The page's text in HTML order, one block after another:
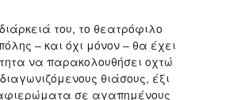
του, το θεατρόφιλο
– και όχι μόνον – θα έχει
να παρακολουθήσει οχτώ
θιάσους, έξι
αφιερώματα σε αγαπημένους